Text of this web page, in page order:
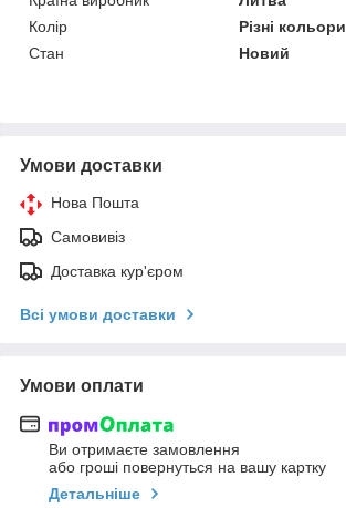
Колір
Різні кольори
Стан
Новий
Умови доставки
Нова Пошта
Самовивіз
Доставка кур'єром
Всі умови доставки
Умови оплати
Ви отримаєте замовлення
або гроші повернуться на вашу картку
Детальніше